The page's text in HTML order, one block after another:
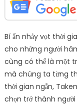
Bí ẩn nhảy vọt thời
cho những người
cùng có thể là một
mà chúng ta từng
thời gian ngắn,
chọn trở thành